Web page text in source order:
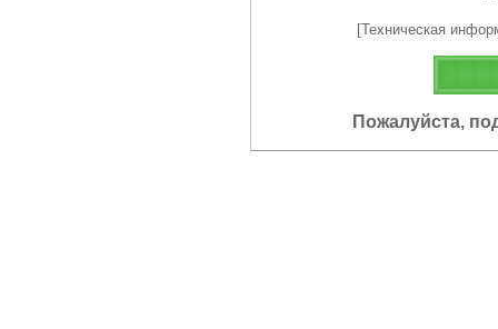
[Техническая
Пожалуйста,